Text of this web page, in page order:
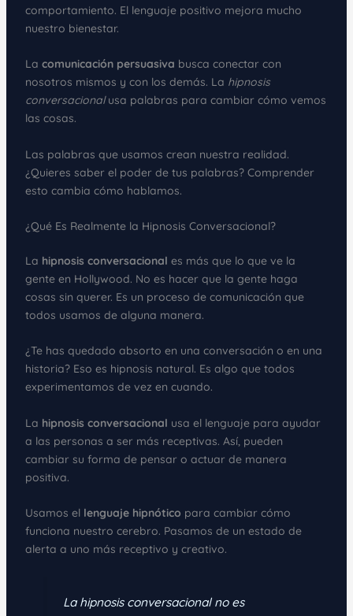
comportamiento. El lenguaje positivo mejora mucho
nuestro bienestar.
La comunicación persuasiva busca conectar con
nosotros mismos y con los demás. La hipnosis
conversacionalusa palabras para cambiar cómo vemos
las cosas.
Las palabras que usamos crean nuestra realidad.
¿Quieres saber el poder de tus palabras? Comprender
esto cambia cómo hablamos.
¿Qué Es Realmente la Hipnosis Conversacional?
La hipnosis conversacional es más que lo que ve la
gente en Hollywood. No es hacer que la gente haga
cosas sin querer. Es un proceso de comunicación que
todos usamos de alguna manera.
¿Te has quedado absorto en una conversación o en una
historia? Eso es hipnosis natural. Es algo que todos
experimentamos de vez en cuando.
La hipnosis conversacional usa el lenguaje para ayudar
a las personas a ser más receptivas. Así, pueden
cambiar su forma de pensar o actuar de manera
positiva.
Usamos el lenguaje hipnótico para cambiar cómo
funciona nuestro cerebro. Pasamos de un estado de
alerta a uno más receptivo y creativo.
La hipnosis conversacional no es